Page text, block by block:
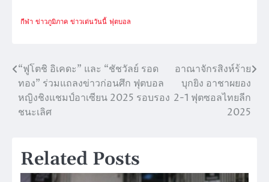
กีฬา ข่าวภูมิภาค ข่าวเด่นวันนี้ ฟุตบอล
แนะแนว
เรื่อง
“ฟูโตชิ อิเคดะ” และ “ชัชวัลย์ รอด
ทอง” ร่วมแถลงข่าวก่อนศึก ฟุตบอล
หญิงชิงแชมป์อาเซียน 2025 รอบรอง
ชนะเลิศ
อาณาจักรสิงห์ร้าย
บุกยิง อาชาผยอง
2-1 ฟุตซอลไทยลีก
2025
Related Posts